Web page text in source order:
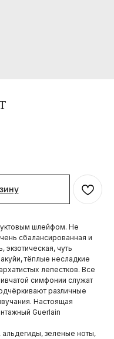
шлейфом. Не
сбалансированная и
чуть
тёплые несладкие
лепестков. Все
симфонии служат
различные
Настоящая
Guerlain
зеленые ноты,